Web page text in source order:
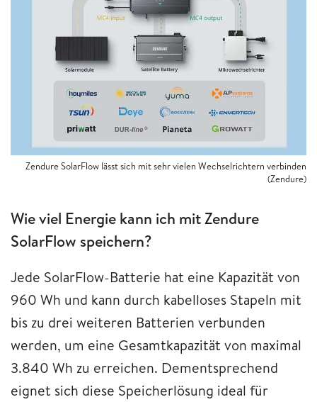
Zendure SolarFlow lässt sich mit sehr vielen Wechselrichtern verbinden
(Zendure)
Wie viel Energie kann ich mit Zendure
SolarFlow speichern?
Jede SolarFlow-Batterie hat eine Kapazität von
960 Wh und kann durch kabelloses Stapeln mit
bis zu drei weiteren Batterien verbunden
werden, um eine Gesamtkapazität von maximal
3.840 Wh zu erreichen. Dementsprechend
eignet sich diese Speicherlösung ideal für